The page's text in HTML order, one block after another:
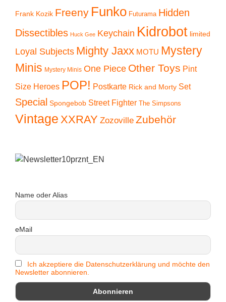
Frank Kozik Freeny Funko Futurama Hidden
Dissectibles Huck Gee Keychain Kidrobot limited
Loyal Subjects Mighty Jaxx MOTU Mystery
Minis Mystery Minis One Piece Other Toys Pint
Size Heroes POP! Postkarte Rick and Morty Set
Special Spongebob Street Fighter The Simpsons
Vintage XXRAY Zozoville Zubehör
Name oder Alias
eMail
Ich akzeptiere die Datenschutzerklärung und möchte den
Newsletter abonnieren.